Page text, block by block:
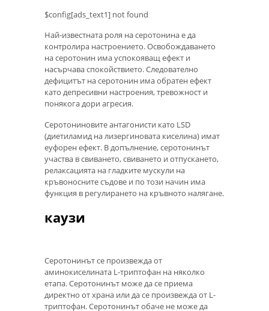
$config[ads_text1] not found
Най-известната роля на серотонина е да
контролира настроението. Освобождаването
на серотонин има успокояващ ефект и
насърчава спокойствието. Следователно
дефицитът на серотонин има обратен ефект
като депресивни настроения, тревожност и
понякога дори агресия.
Серотониновите антагонисти като LSD
(диетиламид на лизергиновата киселина) имат
еуфорен ефект. В допълнение, серотонинът
участва в свиването, свиването и отпускането,
релаксацията на гладките мускули на
кръвоносните съдове и по този начин има
функция в регулирането на кръвното налягане.
каузи
Серотонинът се произвежда от
аминокиселината L-триптофан на няколко
етапа. Серотонинът може да се приема
директно от храна или да се произвежда от L-
триптофан. Серотонинът обаче не може да